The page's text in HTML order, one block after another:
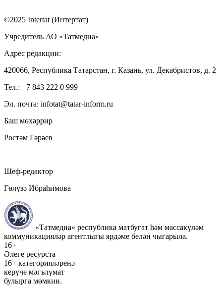
©2025 Intertat (Интертат)
Учредитель АО «Татмедиа»
Адрес редакции:
420066, Республика Татарстан, г. Казань, ул. Декабристов, д. 2
Тел.: +7 843 222 0 999
Эл. почта: infotat@tatar-inform.ru
Баш мөхәррир
Рөстәм Гәрәев
Шеф-редактор
Гөлүзә Ибраһимова
«Татмедиа» республика матбугат һәм массакүләм
коммуникацияләр агентлыгы ярдәме белән чыгарыла.
16+
Әлеге ресурста
16+ категорияләренә
керүче мәгълүмат
булырга мөмкин.